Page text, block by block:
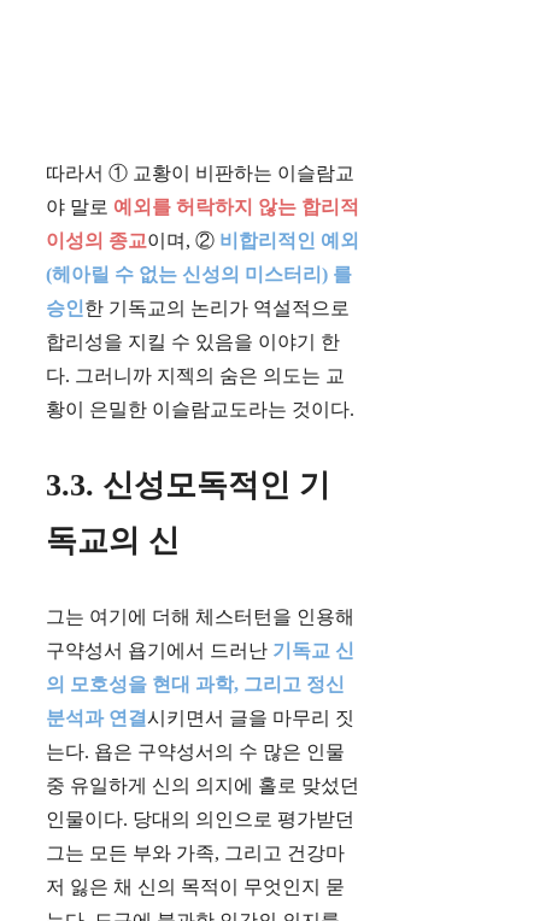
따라서 ① 교황이 비판하는 이슬람교
야 말로 예외를 허락하지 않는 합리적
이성의 종교이며, ② 비합리적인 예외
(헤아릴 수 없는 신성의 미스터리) 를
승인한 기독교의 논리가 역설적으로
합리성을 지킬 수 있음을 이야기 한
다. 그러니까 지젝의 숨은 의도는 교
황이 은밀한 이슬람교도라는 것이다.
3.3. 신성모독적인 기
독교의 신
그는 여기에 더해 체스터턴을 인용해
구약성서 욥기에서 드러난 기독교 신
의 모호성을 현대 과학, 그리고 정신
분석과 연결시키면서 글을 마무리 짓
는다. 욥은 구약성서의 수 많은 인물
중 유일하게 신의 의지에 홀로 맞섰던
인물이다. 당대의 의인으로 평가받던
그는 모든 부와 가족, 그리고 건강마
저 잃은 채 신의 목적이 무엇인지 묻